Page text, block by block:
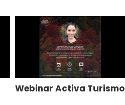
Webinar Activa Turismo